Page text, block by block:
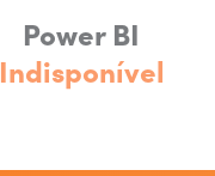
Power BI
Indisponível